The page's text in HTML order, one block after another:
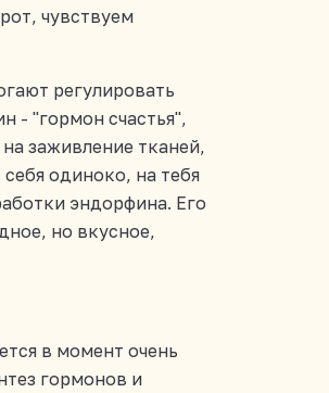
чувствуем
регулировать
- "гормон счастья",
заживление тканей,
одиноко, на тебя
эндорфина. Его
но вкусное,
в момент очень
гормонов и